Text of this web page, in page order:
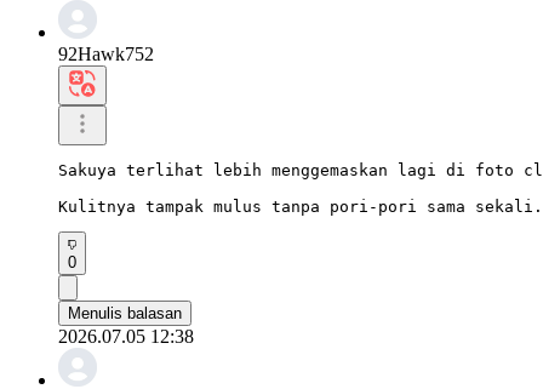
92Hawk752
Sakuya terlihat lebih menggemaskan lagi di foto
Kulitnya tampak mulus tanpa pori-pori sama sekali.
0
Menulis balasan
2026.07.05 12:38